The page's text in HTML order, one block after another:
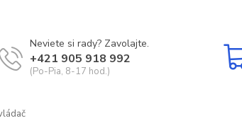
Neviete si rady? Zavolajte.
+421 905 918 992
(Po-Pia, 8-17 hod.)